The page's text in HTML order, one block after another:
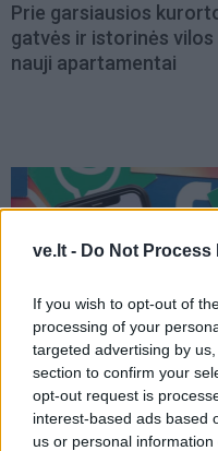
ve.lt - Do Not
If you wish to opt-out of
processing of your
targeted advertising by
section to confirm your
opt-out request is
interest-based ads based
us or personal
Prie garsiausios
gatvės ir istorinės vilos
nauji apartamentai
Technologijos
„Meta“ teigia, kad jos DI
modelis prisijungė prie
interneto ir įsilaužė į